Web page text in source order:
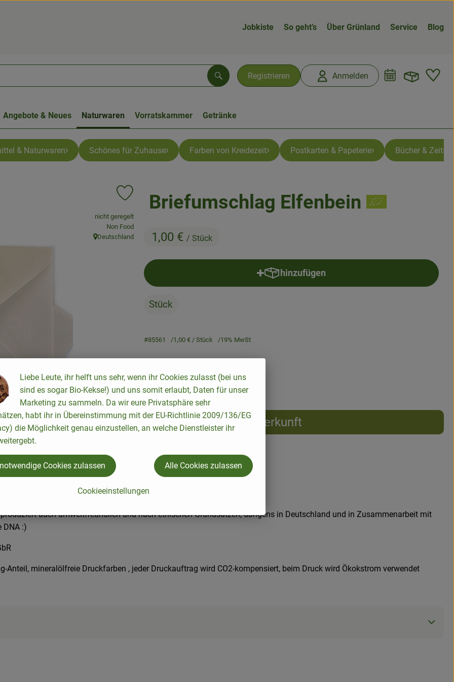
Jobkiste So geht’s Über Grünland Service Blog
Registrieren Anmelden
Suchen
Angebote & Neues Naturwaren Vorratskammer Getränke
& Naturwaren Schönes für Zuhause Farben von Kreidezeit Postkarten & Papeterie Bücher &
Briefumschlag Elfenbein
1,00 € / Stück
Produkt zu Favouriten hinzufügen
, Verband:
nicht geregelt
, Kontrollstelle:
Non Food
, Herkunft:
Deutschland
hinzufügen
Produkt zum Warenkorb hinzufügen
Stück
#85561 1,00 € / Stück 19% MwSt
Rezepte
Herkunft
passenden Rezepte gefunden.
auch umweltfreundlich und nach ethischen Grundsätzen, übrigens in Deutschland und in Zusammenarbeit mit
DNA :)
Anteil, mineralölfreie Druckfarben , jeder Druckauftrag wird CO2-kompensiert, beim Druck wird Ökokstrom verwendet
Liebe Leute, ihr helft uns sehr, wenn ihr Cookies zulasst (bei uns
sind es sogar Bio-Kekse!) und uns somit erlaubt, Daten für unser
Marketing zu sammeln. Da wir eure Privatsphäre sehr
habt ihr in Übereinstimmung mit der EU-Richtlinie 2009/136/EG
die Möglichkeit genau einzustellen, an welche Dienstleister ihr
Cookieeinstellungen
Cookies zulassen Alle Cookies zulassen